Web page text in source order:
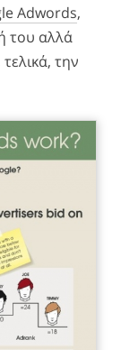
Adwords,
του αλλά
την